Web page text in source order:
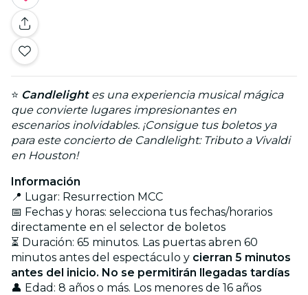
⭐ Candlelightes una experiencia musical mágica
que convierte lugares impresionantes en
escenarios inolvidables. ¡Consigue tus boletos ya
para este concierto de Candlelight: Tributo a Vivaldi
en Houston!
Información
📍 Lugar: Resurrection MCC
📅 Fechas y horas: selecciona tus fechas/horarios
directamente en el selector de boletos
⏳ Duración: 65 minutos. Las puertas abren 60
minutos antes del espectáculo y cierran 5 minutos
antes del inicio. No se permitirán llegadas tardías
👤 Edad: 8 años o más. Los menores de 16 años